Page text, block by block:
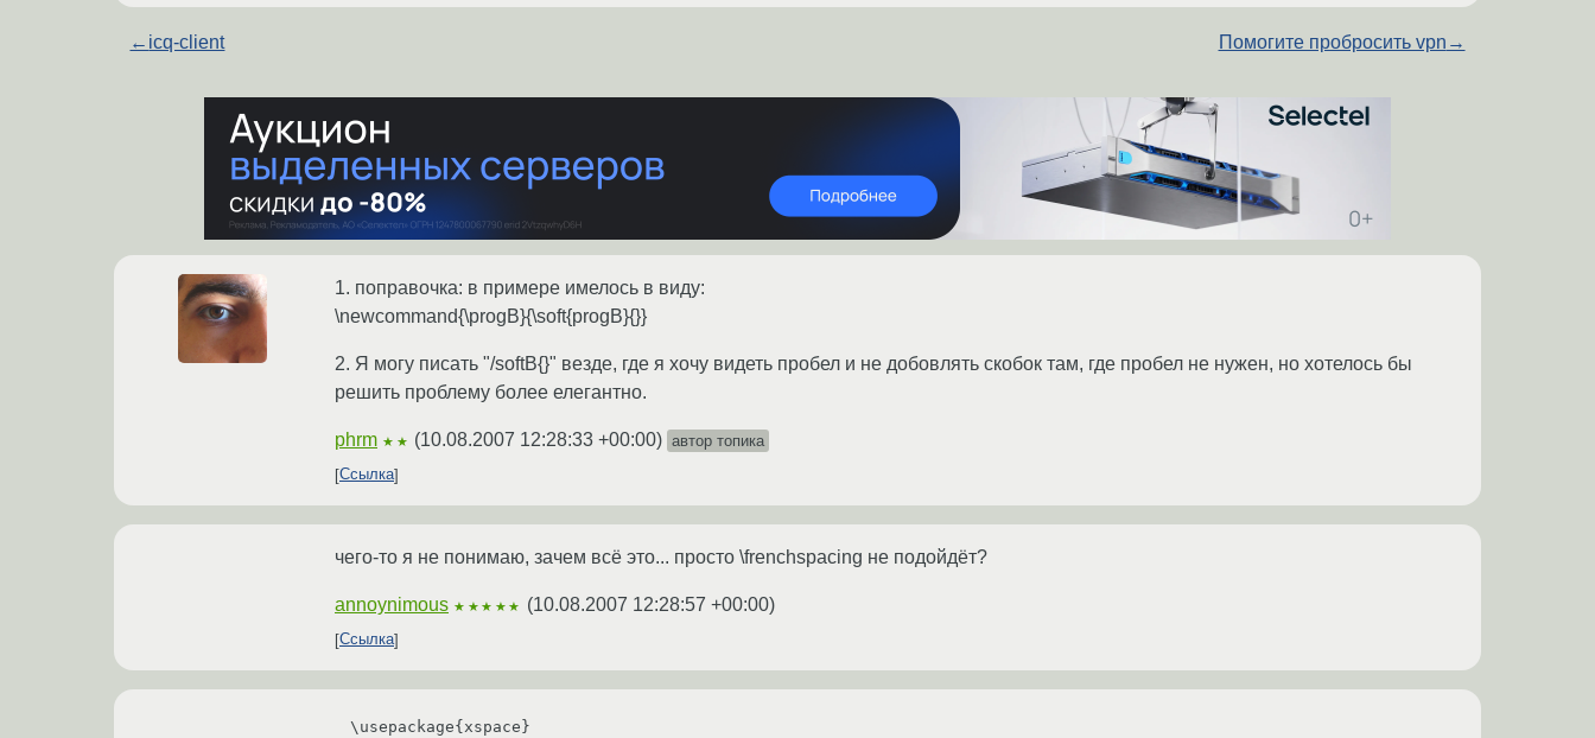
← icq-client Помогите пробросить vpn →
1. поправочка: в примере имелось в виду:
\newcommand{\progB}{\soft{progB}{}}
2. Я могу писать "/softB{}" везде, где я хочу видеть пробел и не добовлять скобок там, где пробел не нужен, но хотелось бы
решить проблему более елегантно.
phrm ★★ (10.08.2007 12:28:33 +00:00) автор топика
Ссылка
чего-то я не понимаю, зачем всё это... просто \frenchspacing не подойдёт?
annoynimous ★★★★★ (10.08.2007 12:28:57 +00:00)
Ссылка
\usepackage{xspace}